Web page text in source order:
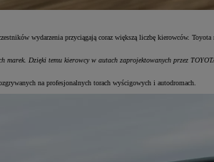
wydarzenia przyciągają coraz większą liczbę kierowców.
Dzięki temu kierowcy w autach zaprojektowanych przez
na profesjonalnych torach wyścigowych i autodromach.